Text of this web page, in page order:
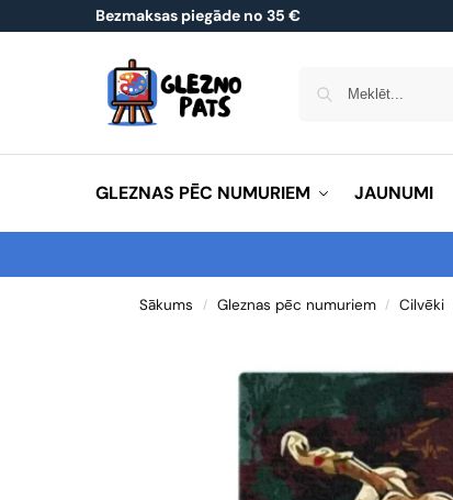
Bezmaksas piegāde no 35 €
GLEZNAS PĒC NUMURIEM JAUNUMI
Sākums / Gleznas pēc numuriem / Cilvēki